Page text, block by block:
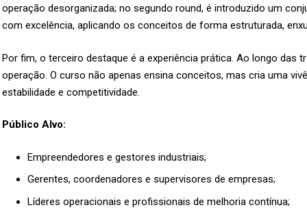
operação desorganizada; no segundo round, é introduzido um
com excelência, aplicando os conceitos de forma estruturada,
Por fim, o terceiro destaque é a experiência prática. Ao longo das
operação. O curso não apenas ensina conceitos, mas cria uma
estabilidade e competitividade.
Público Alvo:
Empreendedores e gestores industriais;
Gerentes, coordenadores e supervisores de empresas;
Líderes operacionais e profissionais de melhoria contínua;